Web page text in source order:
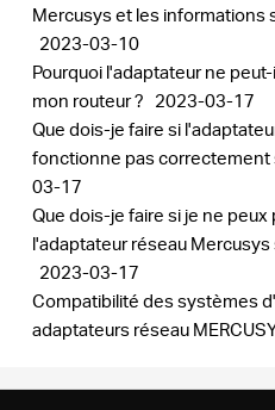
Mercusys et les
2023-03-10
Pourquoi l'adaptateur ne
mon routeur ? 2023-03-17
Que dois-je faire si
fonctionne pas correctement
03-17
Que dois-je faire si je ne
l'adaptateur réseau
2023-03-17
Compatibilité des systèmes
adaptateurs réseau